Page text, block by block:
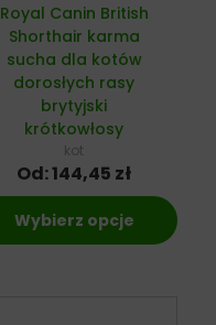
Royal Canin British
Shorthair karma
sucha dla kotów
dorosłych rasy
brytyjski
krótkowłosy
kot
Od:144,45 zł
Wybierz opcje